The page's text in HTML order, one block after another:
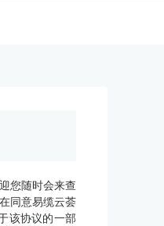
您随时会来查
同意易缆云荟
该协议的一部